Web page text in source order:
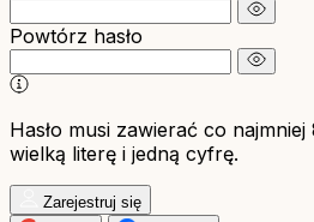
Powtórz hasło
Hasło musi zawierać co
wielką literę i jedną cyfrę.
Zarejestruj się